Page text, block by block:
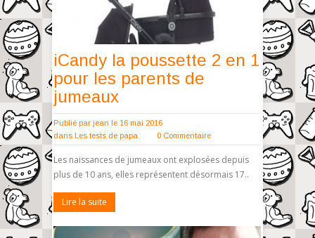
iCandy la poussette 2 en 1
pour les parents de
jumeaux
Publié par jean le 16 mai 2016
dans Les tests de papa 0 Commentaire
Les naissances de jumeaux ont explosées depuis
plus de 10 ans, elles représentent désormais 17..
Lire la suite